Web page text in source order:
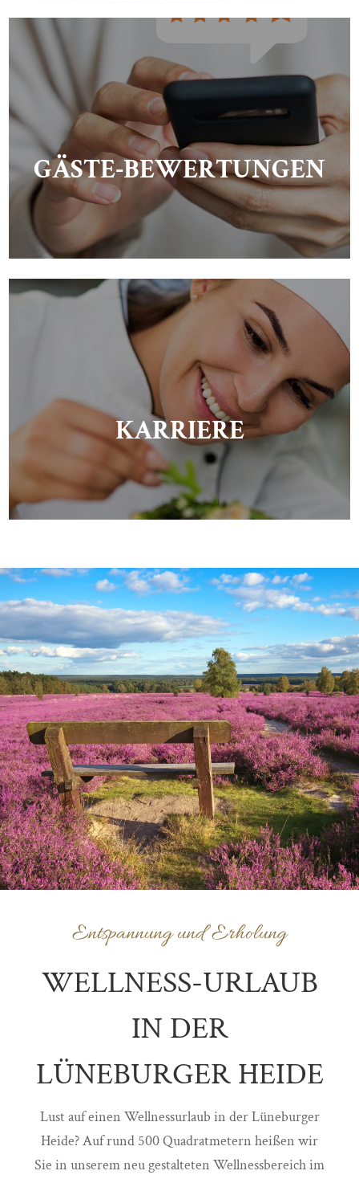
GÄSTE-BEWERTUNGEN
KARRIERE
Entspannung und Erholung
WELLNESS-URLAUB
IN DER
LÜNEBURGER HEIDE
Lust auf einen Wellnessurlaub in der Lüneburger
Heide? Auf rund 500 Quadratmetern heißen wir
Sie in unserem neu gestalteten Wellnessbereich im